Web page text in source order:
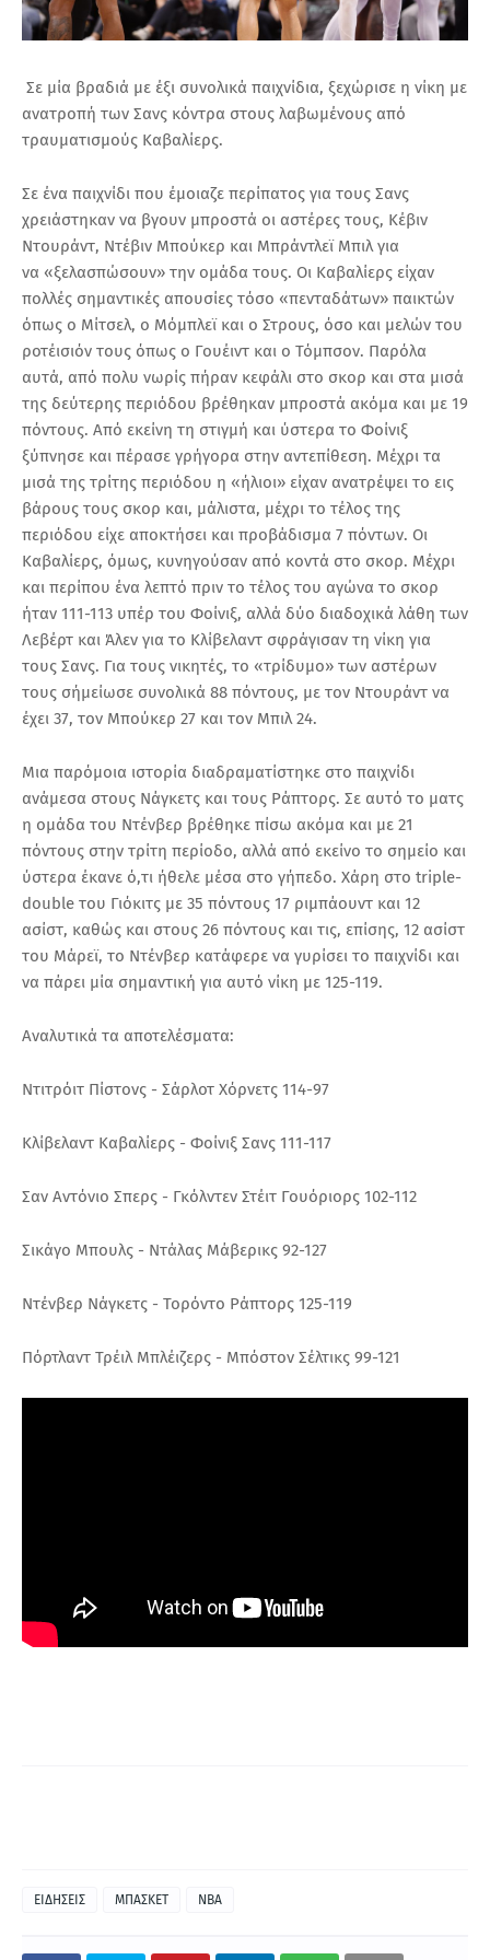
Σε μία βραδιά με έξι συνολικά παιχνίδια, ξεχώρισε η νίκη με
ανατροπή των Σανς κόντρα στους λαβωμένους από
τραυματισμούς Καβαλίερς.
Σε ένα παιχνίδι που έμοιαζε περίπατος για τους Σανς
χρειάστηκαν να βγουν μπροστά οι αστέρες τους, Κέβιν
Ντουράντ, Ντέβιν Μπούκερ και Μπράντλεϊ Μπιλ για
να «ξελασπώσουν» την ομάδα τους. Οι Καβαλίερς είχαν
πολλές σημαντικές απουσίες τόσο «πενταδάτων» παικτών
όπως ο Μίτσελ, ο Μόμπλεϊ και ο Στρους, όσο και μελών του
ροτέισιόν τους όπως ο Γουέιντ και ο Τόμπσον. Παρόλα
αυτά, από πολυ νωρίς πήραν κεφάλι στο σκορ και στα μισά
της δεύτερης περιόδου βρέθηκαν μπροστά ακόμα και με 19
πόντους. Από εκείνη τη στιγμή και ύστερα το Φοίνιξ
ξύπνησε και πέρασε γρήγορα στην αντεπίθεση. Μέχρι τα
μισά της τρίτης περιόδου η «ήλιοι» είχαν ανατρέψει το εις
βάρους τους σκορ και, μάλιστα, μέχρι το τέλος της
περιόδου είχε αποκτήσει και προβάδισμα 7 πόντων. Οι
Καβαλίερς, όμως, κυνηγούσαν από κοντά στο σκορ. Μέχρι
και περίπου ένα λεπτό πριν το τέλος του αγώνα το σκορ
ήταν 111-113 υπέρ του Φοίνιξ, αλλά δύο διαδοχικά λάθη των
Λεβέρτ και Άλεν για το Κλίβελαντ σφράγισαν τη νίκη για
τους Σανς. Για τους νικητές, το «τρίδυμο» των αστέρων
τους σήμείωσε συνολικά 88 πόντους, με τον Ντουράντ να
έχει 37, τον Μπούκερ 27 και τον Μπιλ 24.
Μια παρόμοια ιστορία διαδραματίστηκε στο παιχνίδι
ανάμεσα στους Νάγκετς και τους Ράπτορς. Σε αυτό το ματς
η ομάδα του Ντένβερ βρέθηκε πίσω ακόμα και με 21
πόντους στην τρίτη περίοδο, αλλά από εκείνο το σημείο και
ύστερα έκανε ό,τι ήθελε μέσα στο γήπεδο. Χάρη στο triple-
double του Γιόκιτς με 35 πόντους 17 ριμπάουντ και 12
ασίστ, καθώς και στους 26 πόντους και τις, επίσης, 12 ασίστ
του Μάρεϊ, το Ντένβερ κατάφερε να γυρίσει το παιχνίδι και
να πάρει μία σημαντική για αυτό νίκη με 125-119.
Αναλυτικά τα αποτελέσματα:
Ντιτρόιτ Πίστονς - Σάρλοτ Χόρνετς 114-97
Κλίβελαντ Καβαλίερς - Φοίνιξ Σανς 111-117
Σαν Αντόνιο Σπερς - Γκόλντεν Στέιτ Γουόριορς 102-112
Σικάγο Μπουλς - Ντάλας Μάβερικς 92-127
Ντένβερ Νάγκετς - Τορόντο Ράπτορς 125-119
Πόρτλαντ Τρέιλ Μπλέιζερς - Μπόστον Σέλτικς 99-121
ΕΙΔΗΣΕΙΣ ΜΠΑΣΚΕΤ NBA